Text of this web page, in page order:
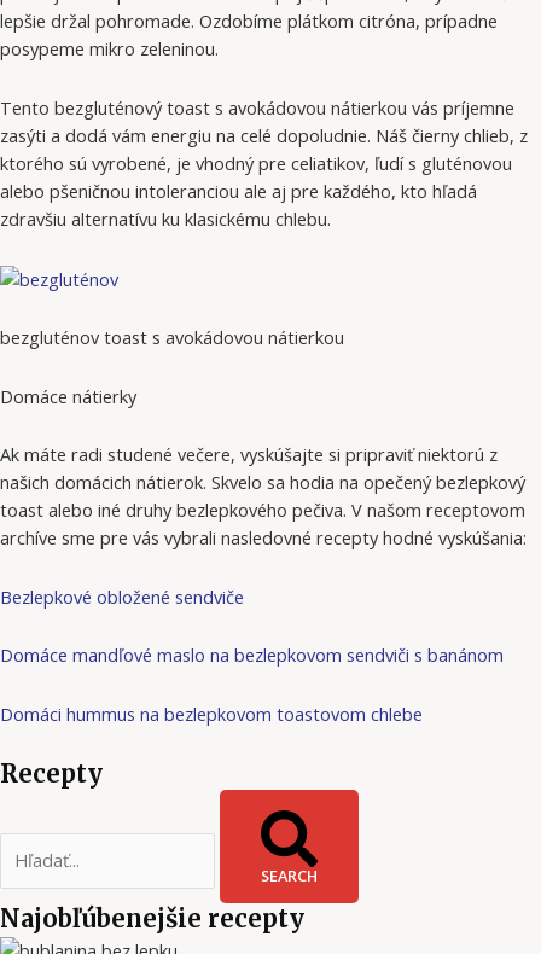
lepšie držal pohromade. Ozdobíme plátkom citróna, prípadne
posypeme mikro zeleninou.
Tento bezgluténový toast s avokádovou nátierkou vás príjemne
zasýti a dodá vám energiu na celé dopoludnie. Náš čierny chlieb, z
ktorého sú vyrobené, je vhodný pre celiatikov, ľudí s gluténovou
alebo pšeničnou intoleranciou ale aj pre každého, kto hľadá
zdravšiu alternatívu ku klasickému chlebu.
bezgluténov toast s avokádovou nátierkou
Domáce nátierky
Ak máte radi studené večere, vyskúšajte si pripraviť niektorú z
našich domácich nátierok. Skvelo sa hodia na opečený bezlepkový
toast alebo iné druhy bezlepkového pečiva. V našom receptovom
archíve sme pre vás vybrali nasledovné recepty hodné vyskúšania:
Bezlepkové obložené sendviče
Domáce mandľové maslo na bezlepkovom sendviči s banánom
Domáci hummus na bezlepkovom toastovom chlebe
Recepty
SEARCH
Najobľúbenejšie recepty